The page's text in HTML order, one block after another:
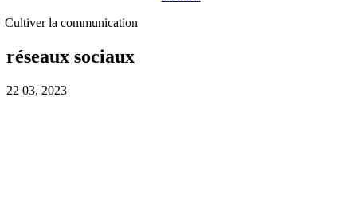
Cultiver la communication
réseaux sociaux
22 03, 2023